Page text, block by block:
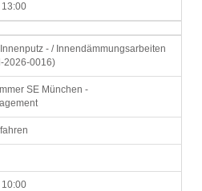
- / Innendämmungsarbeiten
2026-0016)
SE München -